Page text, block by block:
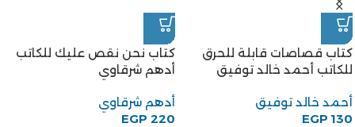
كتاب قصاصات قابلة للحرق
للكاتب أحمد خالد توفيق
أحمد خالد توفيق
EGP 130
كتاب نحن نقص عليك للكاتب
أدهم شرقاوي
أدهم شرقاوي
EGP 220